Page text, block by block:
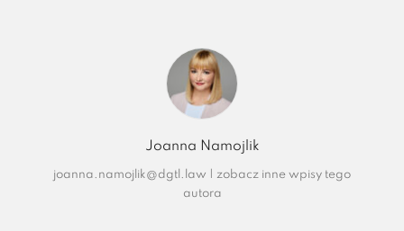
Joanna Namojlik
joanna.namojlik@dgtl.law
zobacz inne wpisy tego
autora